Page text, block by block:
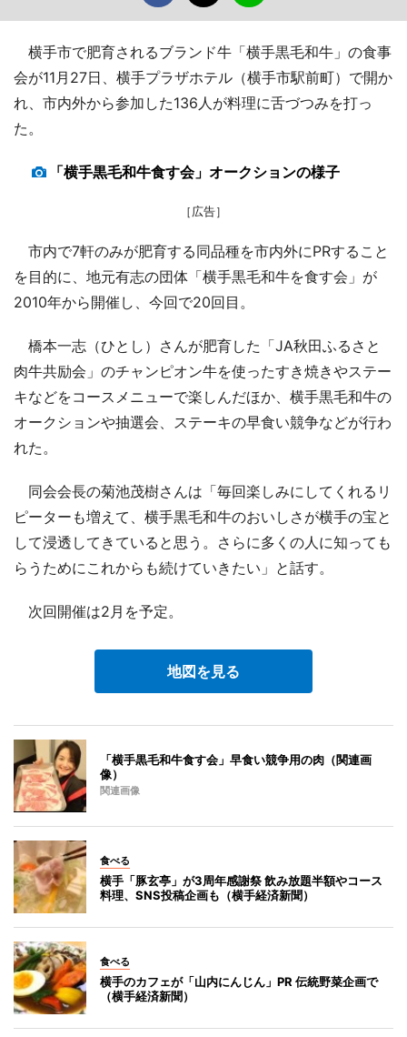
横手市で肥育されるブランド牛「横手黒毛和牛」の食事
会が11月27日、横手プラザホテル（横手市駅前町）で開か
れ、市内外から参加した136人が料理に舌づつみを打っ
た。
「横手黒毛和牛食す会」オークションの様子
［広告］
市内で7軒のみが肥育する同品種を市内外にPRすること
を目的に、地元有志の団体「横手黒毛和牛を食す会」が
2010年から開催し、今回で20回目。
橋本一志（ひとし）さんが肥育した「JA秋田ふるさと
肉牛共励会」のチャンピオン牛を使ったすき焼きやステー
キなどをコースメニューで楽しんだほか、横手黒毛和牛の
オークションや抽選会、ステーキの早食い競争などが行わ
れた。
同会会長の菊池茂樹さんは「毎回楽しみにしてくれるリ
ピーターも増えて、横手黒毛和牛のおいしさが横手の宝と
して浸透してきていると思う。さらに多くの人に知っても
らうためにこれからも続けていきたい」と話す。
次回開催は2月を予定。
地図を見る
「横手黒毛和牛食す会」早食い競争用の肉（関連画
像）
関連画像
食べる
横手「豚玄亭」が3周年感謝祭 飲み放題半額やコース
料理、SNS投稿企画も（横手経済新聞）
食べる
横手のカフェが「山内にんじん」PR 伝統野菜企画で
（横手経済新聞）